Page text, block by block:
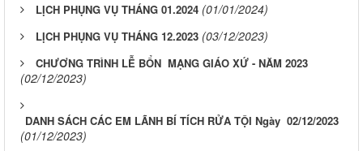
LỊCH PHỤNG VỤ THÁNG 01.2024 (01/01/2024)
LỊCH PHỤNG VỤ THÁNG 12.2023 (03/12/2023)
CHƯƠNG TRÌNH LỄ BỔN MẠNG GIÁO XỨ - NĂM 2023
(02/12/2023)
DANH SÁCH CÁC EM LÃNH BÍ TÍCH RỬA TỘI Ngày 02/12/2023
(01/12/2023)